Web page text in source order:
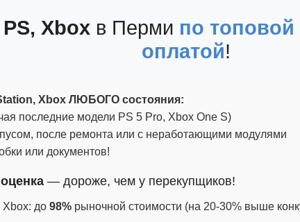
PS, Xbox в Перми по топовой
оплатой!
Xbox ЛЮБОГО состояния:
последние модели PS 5 Pro, Xbox One S)
после ремонта или с неработающими модулями
или документов!
— дороже, чем у перекупщиков!
Xbox: до 98% рыночной стоимости (на 20-30% выше